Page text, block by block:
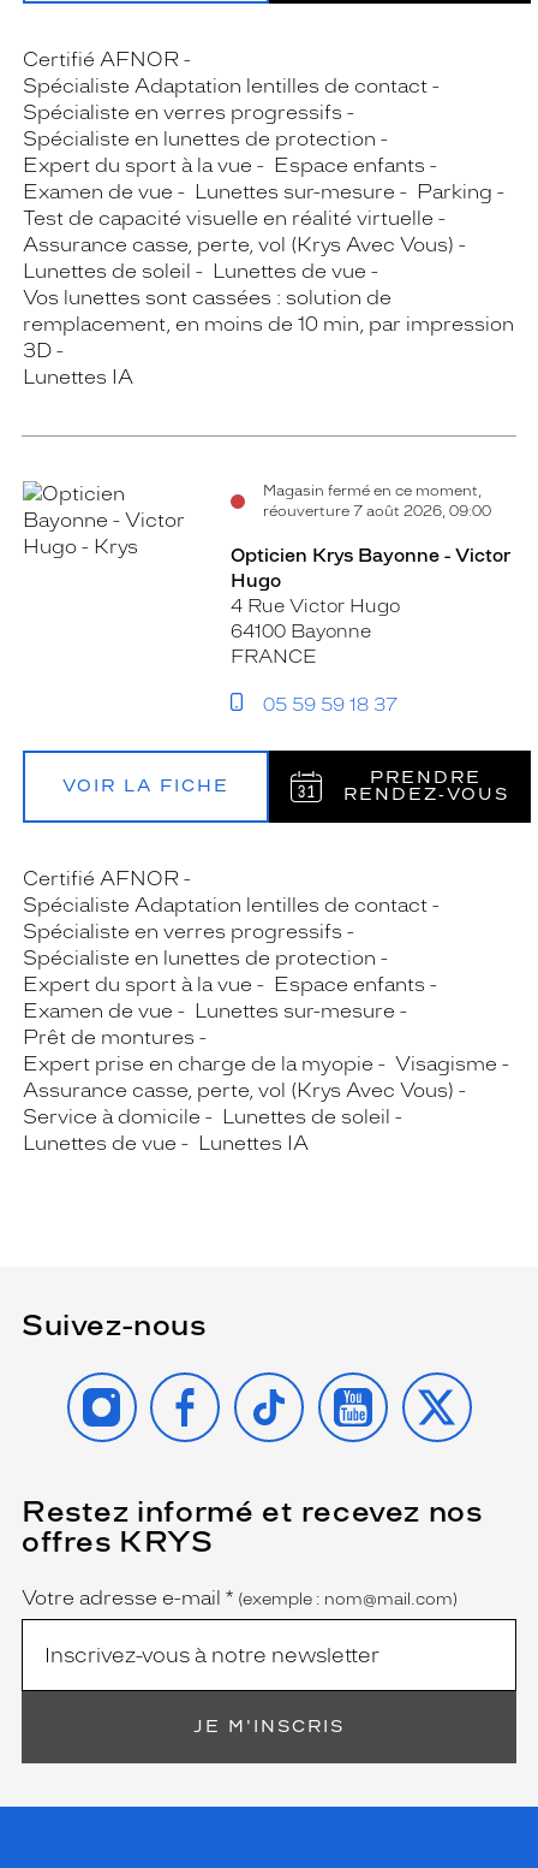
Certifié AFNOR
Spécialiste Adaptation lentilles de contact
Spécialiste en verres progressifs
Spécialiste en lunettes de protection
Expert du sport à la vue
Espace enfants
Examen de vue
Lunettes sur-mesure
Parking
Test de capacité visuelle en réalité virtuelle
Assurance casse, perte, vol (Krys Avec Vous)
Lunettes de soleil
Lunettes de vue
Vos lunettes sont cassées : solution de
remplacement, en moins de 10 min, par impression
3D
Lunettes IA
Magasin fermé en ce moment,
réouverture 7 août 2026, 09:00
Opticien Krys Bayonne - Victor
Hugo
4 Rue Victor Hugo
64100 Bayonne
FRANCE
05 59 59 18 37
VOIR LA FICHE
PRENDRE
RENDEZ‑VOUS
Certifié AFNOR
Spécialiste Adaptation lentilles de contact
Spécialiste en verres progressifs
Spécialiste en lunettes de protection
Expert du sport à la vue
Espace enfants
Examen de vue
Lunettes sur-mesure
Prêt de montures
Expert prise en charge de la myopie
Visagisme
Assurance casse, perte, vol (Krys Avec Vous)
Service à domicile
Lunettes de soleil
Lunettes de vue
Lunettes IA
Suivez-nous
INSTAGRAMFACEBOOK
TIKTOK YOUTUBE
X
Restez informé et recevez nos
offres KRYS
Name
Votre adresse e-mail *
(Ce
champ
est
obligatoire)
(exemple : nom@mail.com)
JE M'INSCRIS